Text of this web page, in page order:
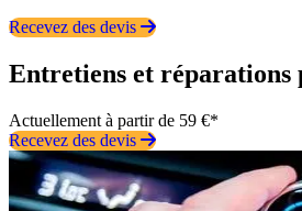
Recevez des devis
Entretiens et réparations
Actuellement à partir de 59 €*
Recevez des devis